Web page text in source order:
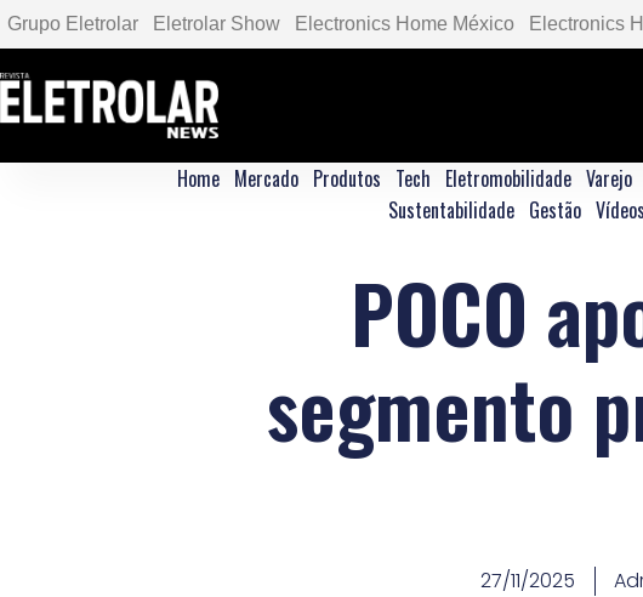
Grupo Eletrolar Eletrolar Show Electronics Home México Electronics
Home Mercado Produtos Tech Eletromobilidade Varejo
Sustentabilidade Gestão Vídeos
POCO
segmento
27/11/2025